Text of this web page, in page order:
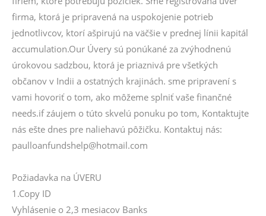
firma, ktorá je pripravená na uspokojenie potrieb
jednotlivcov, ktorí ašpirujú na väčšie v prednej línii kapitál
accumulation.Our Úvery sú ponúkané za zvýhodnenú
úrokovou sadzbou, ktorá je priaznivá pre všetkých
občanov v Indii a ostatných krajinách. sme pripravení s
vami hovoriť o tom, ako môžeme splniť vaše finančné
needs.if záujem o túto skvelú ponuku po tom, Kontaktujte
nás ešte dnes pre naliehavú pôžičku. Kontaktuj nás:
paulloanfundshelp@hotmail.com
Požiadavka na ÚVERU
1.Copy ID
Vyhlásenie o 2,3 mesiacov Banks